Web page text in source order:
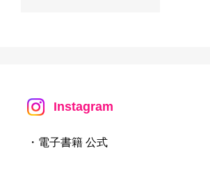
Instagram
・電子書籍 公式